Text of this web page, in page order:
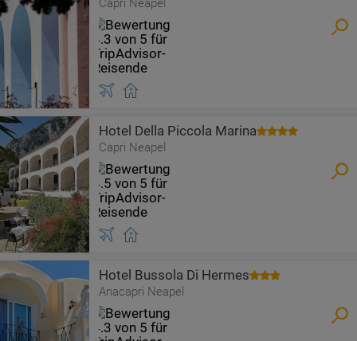
Capri Neapel
Hotel Della Piccola Marina
Capri Neapel
Hotel Bussola Di Hermes
Anacapri Neapel